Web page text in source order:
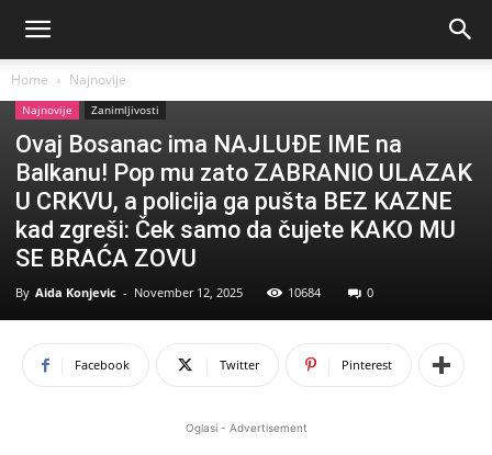
Home Najnovije
Najnovije Zanimljivosti
Ovaj Bosanac ima NAJLUĐE IME na
Balkanu! Pop mu zato ZABRANIO ULAZAK
U CRKVU, a policija ga pušta BEZ KAZNE
kad zgreši: Ček samo da čujete KAKO MU
SE BRAĆA ZOVU
By Aida Konjevic - November 12, 2025 10684 0
Facebook Twitter Pinterest
Oglasi - Advertisement